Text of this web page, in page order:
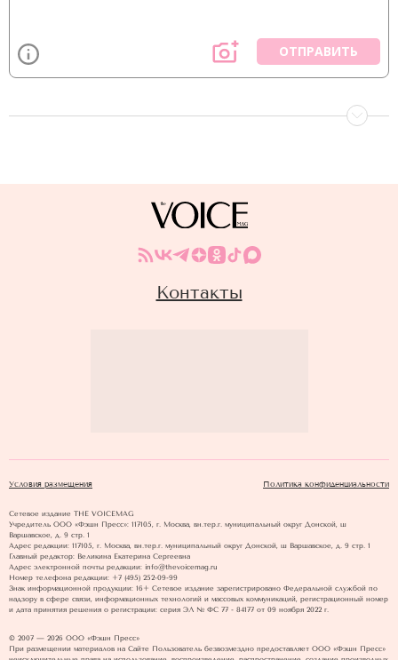
ОТПРАВИТЬ
Контакты
Условия размещения Политика конфиденциальности
Сетевое издание THE VOICEMAG
Учредитель ООО «Фэшн Пресс»: 117105, г. Москва, вн.тер.г. муниципальный округ Донской, ш
Варшавское, д. 9 стр. 1
Адрес редакции: 117105, г. Москва, вн.тер.г. муниципальный округ Донской, ш Варшавское, д. 9 стр. 1
Главный редактор: Великина Екатерина Сергеевна
Адрес электронной почты редакции: info@thevoicemag.ru
Номер телефона редакции: +7 (495) 252-09-99
Знак информационной продукции: 16+ Cетевое издание зарегистрировано Федеральной службой по
надзору в сфере связи, информационных технологий и массовых коммуникаций, регистрационный номер
и дата принятия решения о регистрации: серия ЭЛ № ФС 77 - 84177 от 09 ноября 2022 г.
© 2007 — 2026 ООО «Фэшн Пресс»
При размещении материалов на Сайте Пользователь безвозмездно предоставляет ООО «Фэшн Пресс»